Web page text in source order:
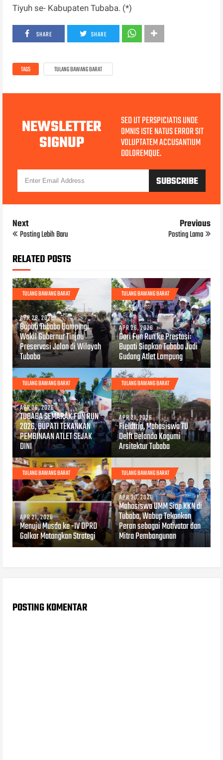
Tiyuh se- Kabupaten Tubaba. (*)
SHARE SHARE
TAGS TULANG BAWANG BARAT
NEWSLETTER
SIGNUP
SED UT PERSPICIATIS UNDE
OMNIS ISTE NATUS ERROR SIT
VOLUPTATEM ACCUSANTIUM
DOLOREMQUE.
Next
Posting Lebih Baru
Previous
Posting Lama
RELATED POSTS
TULANG BAWANG BARAT
APR 28, 2026
Bupati Tubaba Dampingi
Wakil Gubernur Tinjau
Preservasi Jalan di Wilayah
Tubaba
TULANG BAWANG BARAT
APR 26, 2026
Dari Fun Run ke Prestasi:
Bupati Siapkan Tubaba Jadi
Gudang Atlet Lampung‎
TULANG BAWANG BARAT
APR 26, 2026
TUBABA SEMARAK FUN RUN
2026, BUPATI TEKANKAN
PEMBINAAN ATLET SEJAK
DINI
TULANG BAWANG BARAT
APR 21, 2026
Fieldtrip, Mahasiswa TU
Delft Belanda Kagumi
Arsitektur Tubaba‎‎
TULANG BAWANG BARAT
APR 21, 2026
Menuju Musda ke -IV DPRD
Golkar Matangkan Strategi
TULANG BAWANG BARAT
APR 20, 2026
Mahasiswa UMM Siap KKN di
Tubaba, Wabup Tekankan
Peran sebagai Motivator dan
Mitra Pembangunan
POSTING KOMENTAR